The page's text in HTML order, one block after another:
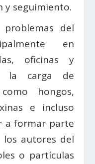
y seguimiento.
del
en
oficinas y
la carga de
hongos,
e incluso
a formar parte
los autores del
o partículas